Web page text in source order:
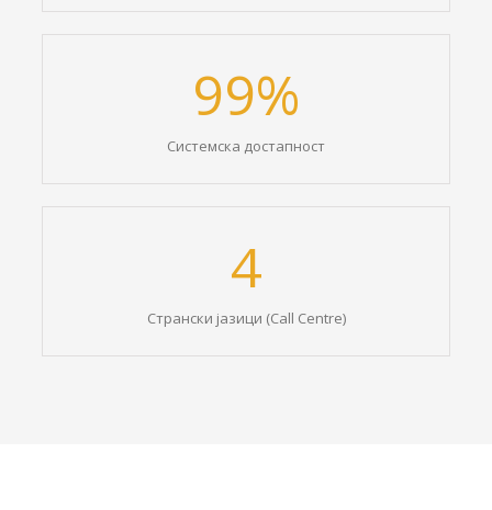
99%
Системска достапност
4
Странски јазици (Call Centre)